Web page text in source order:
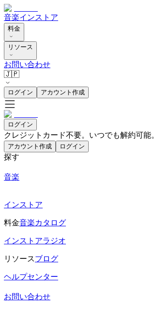
音楽インストア
料金
リソース
お問い合わせ
🇯🇵
ログイン アカウント作成
ログイン
クレジットカード不要。いつでも解約可能。
アカウント作成 ログイン
探す
音楽
インストア
料金音楽カタログ
インストアラジオ
リソースブログ
ヘルプセンター
お問い合わせ